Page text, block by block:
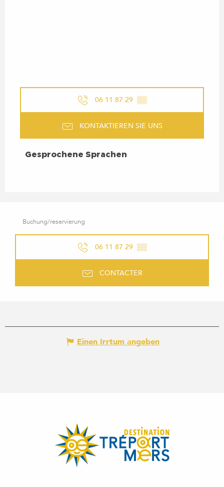
06 11 87 29 ▒▒
KONTAKTIEREN SIE UNS
GESPROCHENE SPRACHEN
Gesprochene Sprachen
Buchung/reservierung
06 11 87 29 ▒▒
CONTACTER
Einen Irrtum angeben